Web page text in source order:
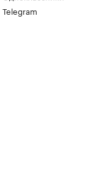
Telegram